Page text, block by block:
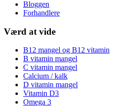
Bloggen
Forhandlere
Værd at vide
B12 mangel og B12 vitamin
B vitamin mangel
C vitamin mangel
Calcium / kalk
D vitamin mangel
Vitamin D3
Omega 3